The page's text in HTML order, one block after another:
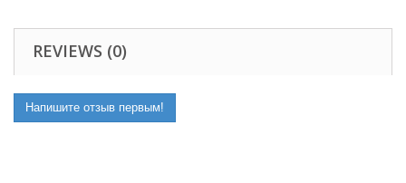
REVIEWS (0)
Напишите отзыв первым!